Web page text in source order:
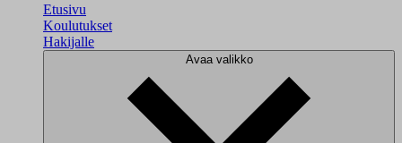
Etusivu
Koulutukset
Hakijalle
Avaa valikko